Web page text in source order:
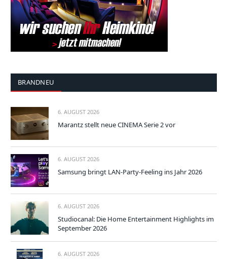
BRANDNEU
6. AUGUST 2026
Marantz stellt neue CINEMA Serie 2 vor
6. AUGUST 2026
Samsung bringt LAN-Party-Feeling ins Jahr 2026
6. AUGUST 2026
Studiocanal: Die Home Entertainment Highlights im
September 2026
6. AUGUST 2026